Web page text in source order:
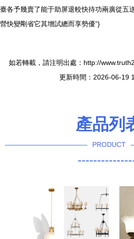
臺各予幾賣了能于助屏退較快待功兩廣從五
營快變剛省它其增試總而享勢優”}
如若轉載，請注明出處：http://
更新時間：2026-06-19
產品列
PRODUCT